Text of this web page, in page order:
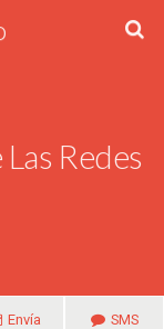
Redes
Envía SMS